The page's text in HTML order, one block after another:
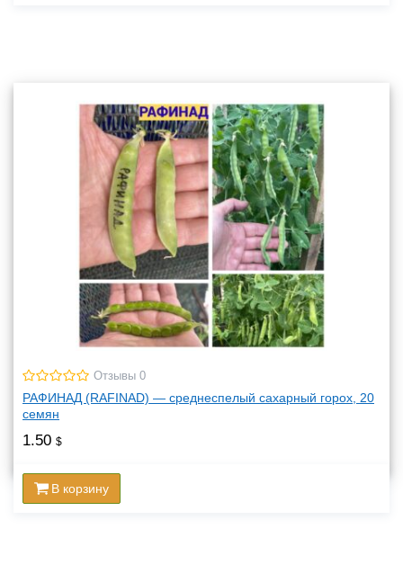
Отзывы 0
РАФИНАД (RAFINAD) — среднеспелый сахарный горох, 20
семян
1.50 $
В корзину